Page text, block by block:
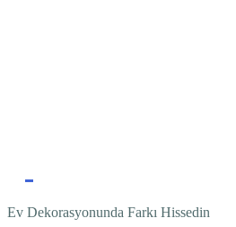
Ev Dekorasyonunda Farkı Hissedin